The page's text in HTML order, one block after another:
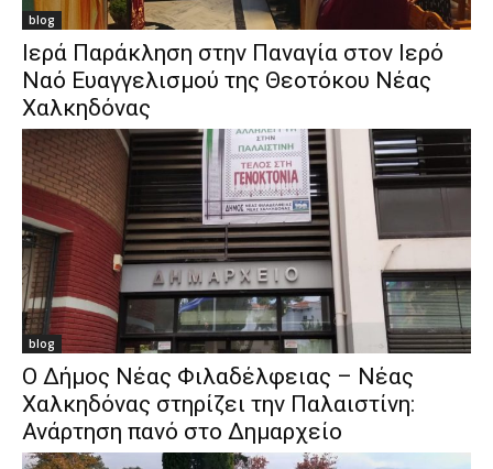
blog
Ιερά Παράκληση στην Παναγία στον Ιερό
Ναό Ευαγγελισμού της Θεοτόκου Νέας
Χαλκηδόνας
blog
Ο Δήμος Νέας Φιλαδέλφειας – Νέας
Χαλκηδόνας στηρίζει την Παλαιστίνη:
Ανάρτηση πανό στο Δημαρχείο